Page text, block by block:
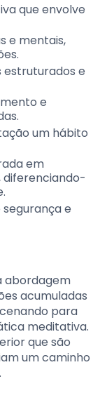
que envolve
e mentais,
estruturados e
e
um hábito
em
diferenciando-
e
abordagem
acumuladas
para
meditativa.
que são
um caminho